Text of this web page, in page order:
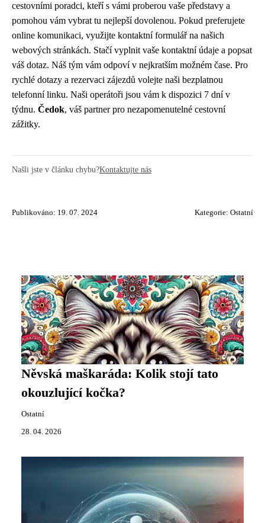
cestovními poradci, kteří s vámi proberou vaše představy a
pomohou vám vybrat tu nejlepší dovolenou. Pokud preferujete
online komunikaci, využijte kontaktní formulář na našich
webových stránkách. Stačí vyplnit vaše kontaktní údaje a popsat
váš dotaz. Náš tým vám odpoví v nejkratším možném čase. Pro
rychlé dotazy a rezervaci zájezdů volejte naši bezplatnou
telefonní linku. Naši operátoři jsou vám k dispozici 7 dní v
týdnu. Čedok, váš partner pro nezapomenutelné cestovní
zážitky.
Našli jste v článku chybu?Kontaktujte nás
Publikováno: 19. 07. 2024 Kategorie: Ostatní
Něvská maškaráda: Kolik stojí tato
okouzlující kočka?
Ostatní
28. 04. 2026